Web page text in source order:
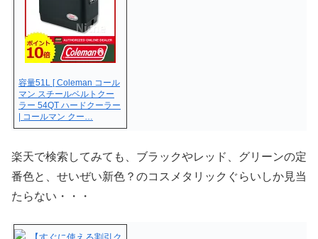
容量51L [ Coleman コール
マン スチールベルトクー
ラー 54QT ハードクーラー
| コールマン クー…
楽天で検索してみても、ブラックやレッド、グリーンの定
番色と、せいぜい新色？のコスメタリックぐらいしか見当
たらない・・・